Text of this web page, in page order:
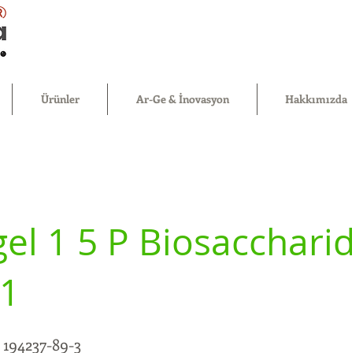
Ürünler Ar-Ge & İnovasyon Hakkımızda
1 5 P
89-3